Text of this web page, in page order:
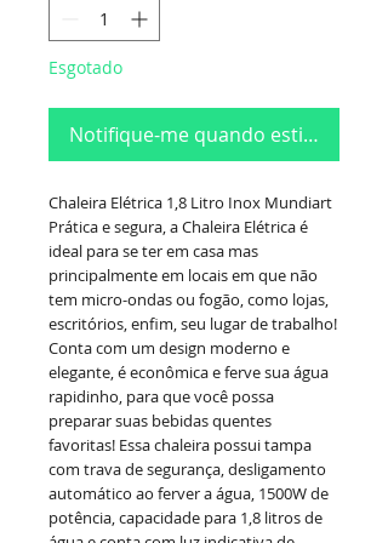
Esgotado
Notifique-me quando estiver
Chaleira Elétrica 1,8 Litro Inox Mundiart
Prática e segura, a Chaleira Elétrica é
ideal para se ter em casa mas
principalmente em locais em que não
tem micro-ondas ou fogão, como lojas,
escritórios, enfim, seu lugar de trabalho!
Conta com um design moderno e
elegante, é econômica e ferve sua água
rapidinho, para que você possa
preparar suas bebidas quentes
favoritas! Essa chaleira possui tampa
com trava de segurança, desligamento
automático ao ferver a água, 1500W de
potência, capacidade para 1,8 litros de